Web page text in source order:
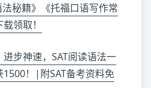
秘籍》《托福口语写作常
领取！
步神速，SAT阅读语法一
！|附SAT备考资料免